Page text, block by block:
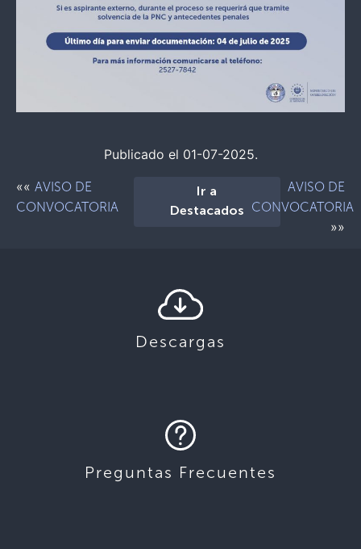
Publicado el 01-07-2025.
«« AVISO DE
CONVOCATORIA
Ir a
Destacados
AVISO DE
CONVOCATORIA
»»
Descargas
Preguntas Frecuentes